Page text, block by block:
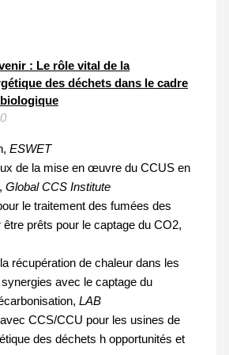
: Le rôle vital de la
des déchets dans le cadre
ESWET
de la mise en œuvre du CCUS en
Global CCS Institute
le traitement des fumées des
être prêts pour le captage du CO2,
récupération de chaleur dans les
avec le captage du
LAB
CCS/CCU pour les usines de
des déchets h opportunités et